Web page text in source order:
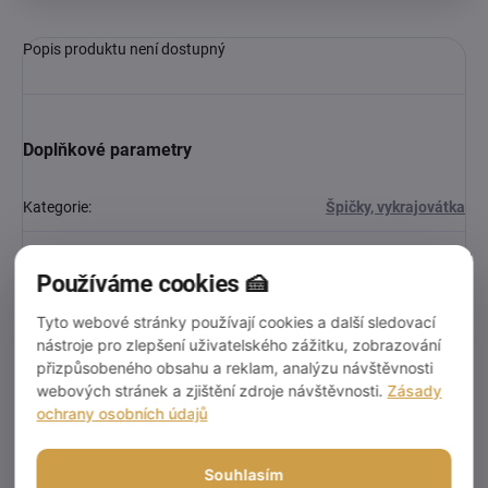
Popis produktu není dostupný
Doplňkové parametry
Kategorie: Špičky, vykrajovátka
Buďte první, kdo napíše příspěvek k této položce.
Přidat komentář
Používáme cookies 🍰
Tyto webové stránky používají cookies a další sledovací
nástroje pro zlepšení uživatelského zážitku, zobrazování
přizpůsobeného obsahu a reklam, analýzu návštěvnosti
webových stránek a zjištění zdroje návštěvnosti. Zásady
ochrany osobních údajů
Souhlasím